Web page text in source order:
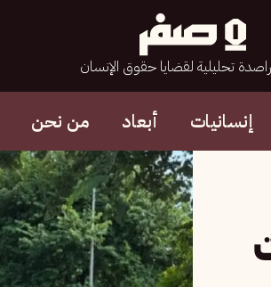
تحليلية لقضايا حقوق الإنسان
إنسانيات أبعاد من نحن